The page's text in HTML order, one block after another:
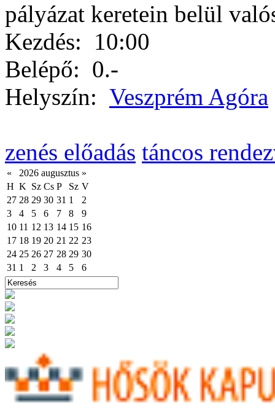
pályázat keretein belül
Kezdés: 10:00
Belépő: 0.-
Helyszín: Veszprém Agóra
zenés előadás táncos
« 2026 augusztus »
H K Sz Cs P Sz V
27 28 29 30 31 1
2
3
4 5 6 7 8
9
10 11 12 13 14 15 16
17 18 19 20 21 22 23
24 25 26 27 28 29 30
31 1 2 3 4 5 6